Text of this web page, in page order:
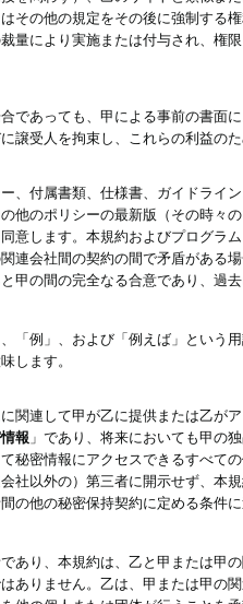
その他の規定をその後に強制する
量により実施または付与され、権
であっても、甲による事前の書面
譲受人を拘束し、これらの利益の
、付属書類、仕様書、ガイドライ
他のポリシーの最新版（その時々
意します。本規約およびプログラ
連会社間の契約の間で矛盾がある
甲の間の完全なる合意であり、過
「例」、および「例えば」という
します。
関連して甲が乙に提供または乙が
報 」であり、将来においても甲の
秘密情報にアクセスできるすべて
社以外の）第三者に開示せず、本
の他の秘密保持契約に定める条件
あり、本規約は、乙と甲または甲
ありません。乙は、甲または甲の